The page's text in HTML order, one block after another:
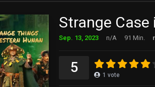
Strange
Sep. 13, 2023 n/A 91 Min.
5 1 vote